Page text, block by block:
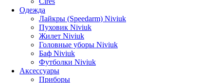
Одежда
Лайкры (Speedarm) Niviuk
Пуховик Niviuk
Жилет Niviuk
Головные уборы Niviuk
Баф Niviuk
Футболки Niviuk
Аксессуары
Приборы